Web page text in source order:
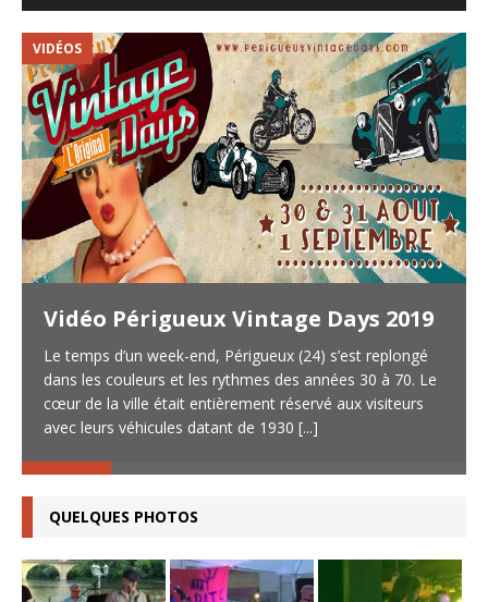
VIDÉOS
Vidéo Périgueux Vintage Days 2019
Le temps d’un week-end, Périgueux (24) s’est replongé
dans les couleurs et les rythmes des années 30 à 70. Le
cœur de la ville était entièrement réservé aux visiteurs
avec leurs véhicules datant de 1930 [...]
QUELQUES PHOTOS